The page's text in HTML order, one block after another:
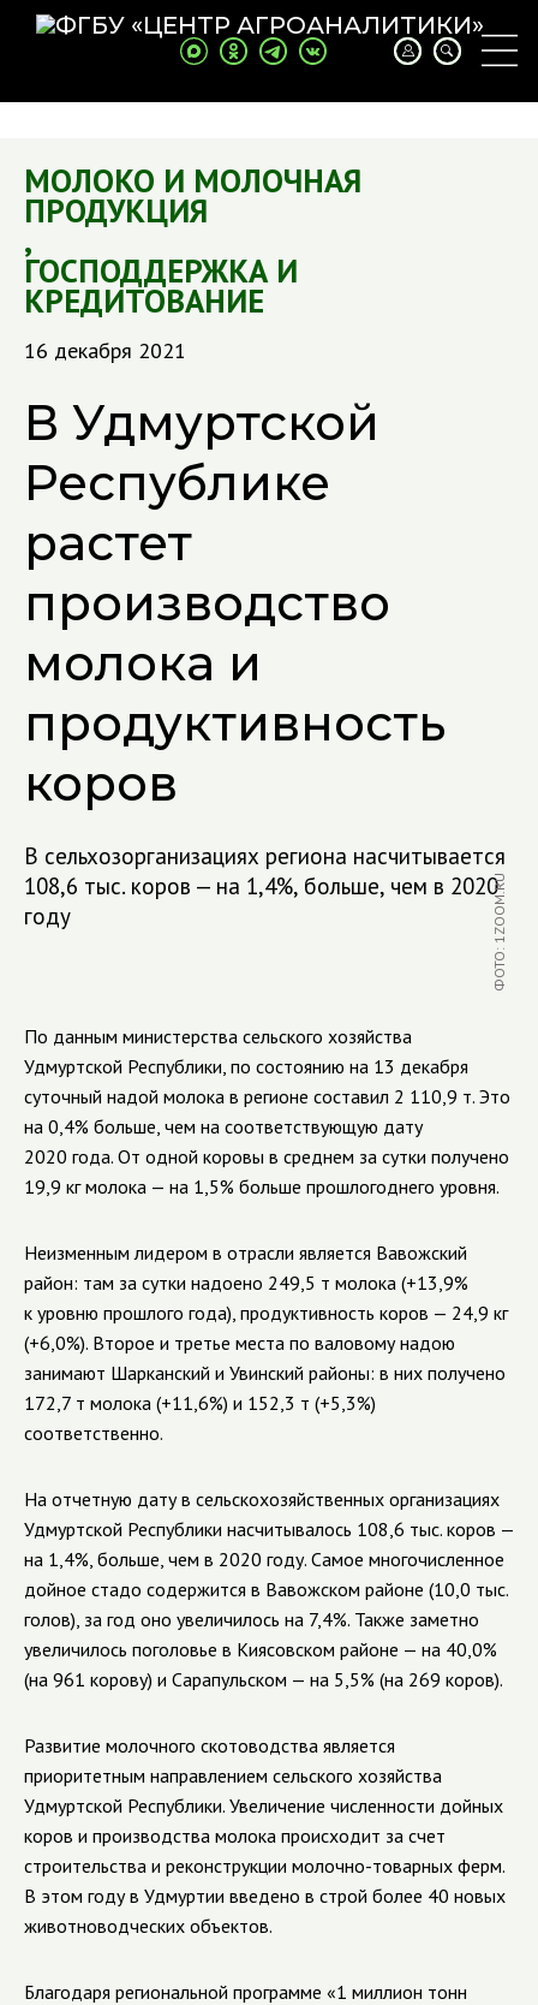
МОЛОКО И МОЛОЧНАЯ
ПРОДУКЦИЯ
,
ГОСПОДДЕРЖКА И
КРЕДИТОВАНИЕ
16 декабря 2021
В Удмуртской
Республике
растет
производство
молока и
продуктивность
коров
В сельхозорганизациях региона насчитывается
108,6 тыс. коров — на 1,4%, больше, чем в 2020
году
ФОТО: 1ZOOM.RU
По данным министерства сельского хозяйства
Удмуртской Республики, по состоянию на 13 декабря
суточный надой молока в регионе составил 2 110,9 т. Это
на 0,4% больше, чем на соответствующую дату
2020 года. От одной коровы в среднем за сутки получено
19,9 кг молока — на 1,5% больше прошлогоднего уровня.
Неизменным лидером в отрасли является Вавожский
район: там за сутки надоено 249,5 т молока (+13,9%
к уровню прошлого года), продуктивность коров — 24,9 кг
(+6,0%). Второе и третье места по валовому надою
занимают Шарканский и Увинский районы: в них получено
172,7 т молока (+11,6%) и 152,3 т (+5,3%)
соответственно.
На отчетную дату в сельскохозяйственных организациях
Удмуртской Республики насчитывалось 108,6 тыс. коров —
на 1,4%, больше, чем в 2020 году. Самое многочисленное
дойное стадо содержится в Вавожском районе (10,0 тыс.
голов), за год оно увеличилось на 7,4%. Также заметно
увеличилось поголовье в Киясовском районе — на 40,0%
(на 961 корову) и Сарапульском — на 5,5% (на 269 коров).
Развитие молочного скотоводства является
приоритетным направлением сельского хозяйства
Удмуртской Республики. Увеличение численности дойных
коров и производства молока происходит за счет
строительства и реконструкции молочно-товарных ферм.
В этом году в Удмуртии введено в строй более 40 новых
животноводческих объектов.
Благодаря региональной программе «1 миллион тонн